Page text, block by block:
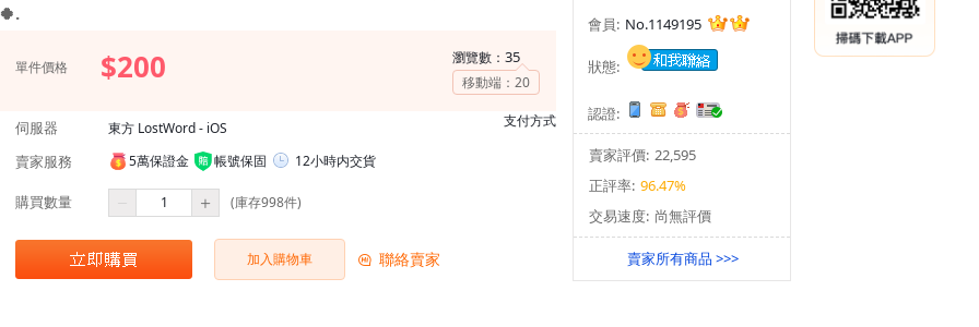
🍀.
單件價格 $200 瀏覽數： 35
移動端： 20
伺服器 東方 LostWord - iOS
賣家服務 5萬保證金 帳號保固 12小時内交貨
購買數量 (庫存998件)
加入購物車 聯絡賣家
支付方式
會員: No.1149195
狀態:
認證:
賣家評價: 22,595
正評率: 96.47%
交易速度: 尚無評價
賣家所有商品 >>>